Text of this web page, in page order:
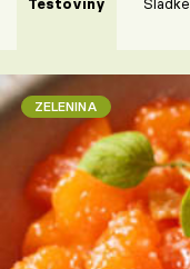
ZELENINA